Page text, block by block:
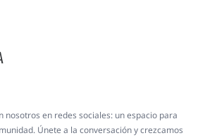
nosotros en redes sociales: un espacio para
Únete a la conversación y crezcamos